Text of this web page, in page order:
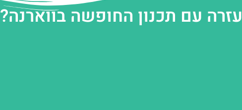
עזרה עם תכנון החופשה בווארנה?